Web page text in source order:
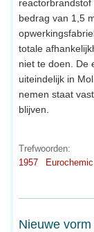
reactorbrandstof
bedrag van 1,5
totale
niet te doen. De
uiteindelijk in
nemen staat
blijven.
Trefwoorden:
1957
Eurochemic
Nieuwe